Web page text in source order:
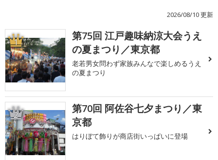
2026/08/10 更新
1
第75回 江戸趣味納涼大会うえ
の夏まつり／東京都
老若男女問わず家族みんなで楽しめるうえ
の夏まつり
2
第70回 阿佐谷七夕まつり／東
京都
はりぼて飾りが商店街いっぱいに登場